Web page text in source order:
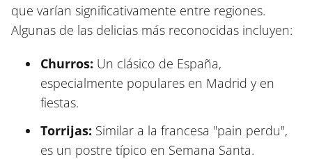
que varían significativamente entre regiones.
Algunas de las delicias más reconocidas incluyen:
Churros: Un clásico de España,
especialmente populares en Madrid y en
fiestas.
Torrijas: Similar a la francesa "pain perdu",
es un postre típico en Semana Santa.